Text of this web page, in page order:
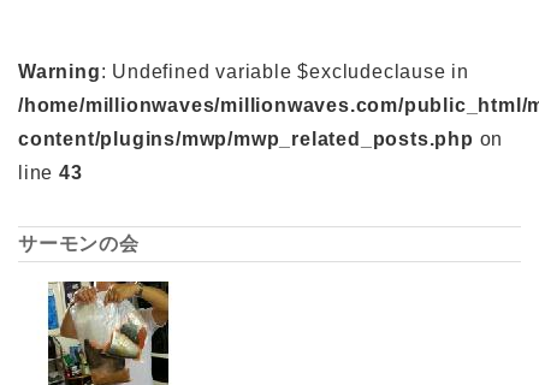
Warning: Undefined variable $excludeclause in
/home/millionwaves/millionwaves.com/public_html/
content/plugins/mwp/mwp_related_posts.php on
line 43
サーモンの会